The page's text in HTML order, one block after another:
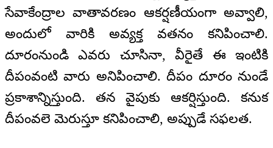
సేవాకేంద్రాల వాతావరణం ఆకర్షణీయంగా అవ్వాలి,
అందులో వారికి అవ్యక్త వతనం కనిపించాలి.
దూరంనుండి ఎవరు చూసినా, వీరైతే ఈ ఇంటికి
దీపంవంటి వారు అనిపించాలి. దీపం దూరం నుండే
ప్రకాశాన్నిస్తుంది. తన వైపుకు ఆకర్షిస్తుంది. కనుక
దీపంవలె మెరుస్తూ కనిపించాలి, అప్పుడే సఫలత.